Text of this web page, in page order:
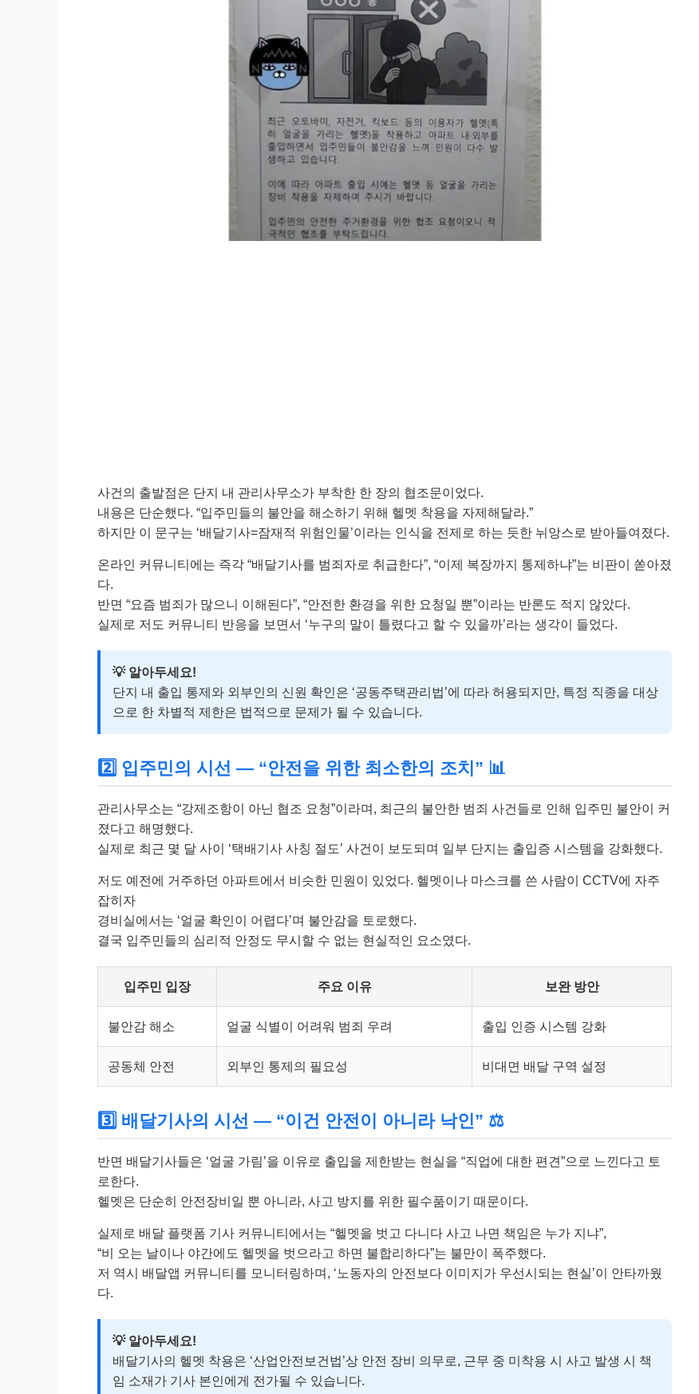
사건의 출발점은 단지 내 관리사무소가 부착한 한 장의 협조문이었다.
내용은 단순했다. “입주민들의 불안을 해소하기 위해 헬멧 착용을 자제해달라.”
하지만 이 문구는 ‘배달기사=잠재적 위험인물’이라는 인식을 전제로 하는 듯한 뉘앙스로 받아들여졌다.
온라인 커뮤니티에는 즉각 “배달기사를 범죄자로 취급한다”, “이제 복장까지 통제하냐”는 비판이 쏟아졌
다.
반면 “요즘 범죄가 많으니 이해된다”, “안전한 환경을 위한 요청일 뿐”이라는 반론도 적지 않았다.
실제로 저도 커뮤니티 반응을 보면서 ‘누구의 말이 틀렸다고 할 수 있을까’라는 생각이 들었다.
💡 알아두세요!
단지 내 출입 통제와 외부인의 신원 확인은 ‘공동주택관리법’에 따라 허용되지만, 특정 직종을 대상
으로 한 차별적 제한은 법적으로 문제가 될 수 있습니다.
2️⃣ 입주민의 시선 — “안전을 위한 최소한의 조치” 📊
관리사무소는 “강제조항이 아닌 협조 요청”이라며, 최근의 불안한 범죄 사건들로 인해 입주민 불안이 커
졌다고 해명했다.
실제로 최근 몇 달 사이 ‘택배기사 사칭 절도’ 사건이 보도되며 일부 단지는 출입증 시스템을 강화했다.
저도 예전에 거주하던 아파트에서 비슷한 민원이 있었다. 헬멧이나 마스크를 쓴 사람이 CCTV에 자주
잡히자
경비실에서는 ‘얼굴 확인이 어렵다’며 불안감을 토로했다.
결국 입주민들의 심리적 안정도 무시할 수 없는 현실적인 요소였다.
입주민 입장 주요 이유 보완 방안
불안감 해소 얼굴 식별이 어려워 범죄 우려 출입 인증 시스템 강화
공동체 안전 외부인 통제의 필요성 비대면 배달 구역 설정
3️⃣ 배달기사의 시선 — “이건 안전이 아니라 낙인” ⚖️
반면 배달기사들은 ‘얼굴 가림’을 이유로 출입을 제한받는 현실을 “직업에 대한 편견”으로 느낀다고 토
로한다.
헬멧은 단순히 안전장비일 뿐 아니라, 사고 방지를 위한 필수품이기 때문이다.
실제로 배달 플랫폼 기사 커뮤니티에서는 “헬멧을 벗고 다니다 사고 나면 책임은 누가 지냐”,
“비 오는 날이나 야간에도 헬멧을 벗으라고 하면 불합리하다”는 불만이 폭주했다.
저 역시 배달앱 커뮤니티를 모니터링하며, ‘노동자의 안전보다 이미지가 우선시되는 현실’이 안타까웠
다.
💡 알아두세요!
배달기사의 헬멧 착용은 ‘산업안전보건법’상 안전 장비 의무로, 근무 중 미착용 시 사고 발생 시 책
임 소재가 기사 본인에게 전가될 수 있습니다.